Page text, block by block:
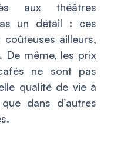
aux théâtres
un détail : ces
ailleurs,
De même, les prix
ne sont pas
qualité de vie à
dans d’autres